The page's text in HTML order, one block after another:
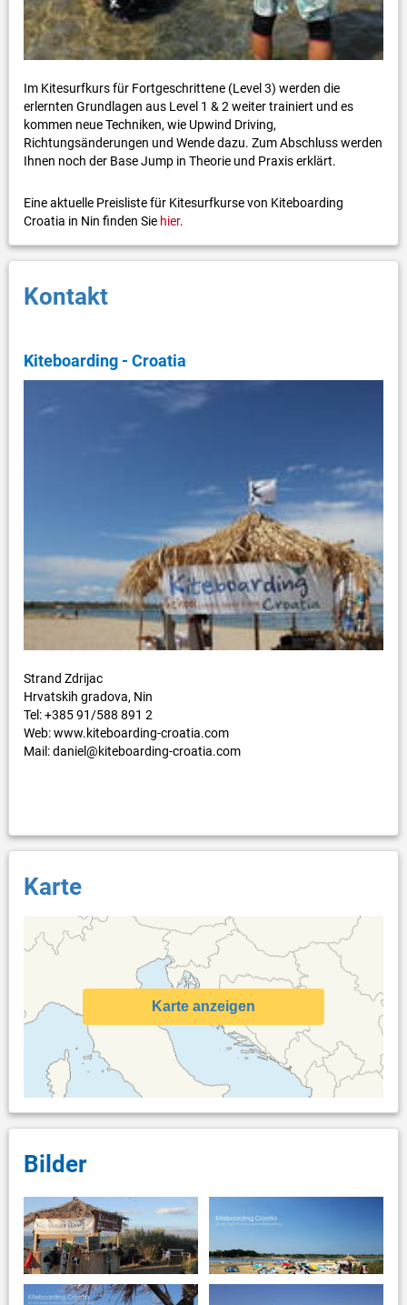
Im Kitesurfkurs für Fortgeschrittene (Level 3) werden die
erlernten Grundlagen aus Level 1 & 2 weiter trainiert und es
kommen neue Techniken, wie Upwind Driving,
Richtungsänderungen und Wende dazu. Zum Abschluss werden
Ihnen noch der Base Jump in Theorie und Praxis erklärt.
Eine aktuelle Preisliste für Kitesurfkurse von Kiteboarding
Croatia in Nin finden Sie hier.
Kontakt
Kiteboarding - Croatia
Strand Zdrijac
Hrvatskih gradova, Nin
Tel: +385 91/588 891 2
Web: www.kiteboarding-croatia.com
Mail: daniel@kiteboarding-croatia.com
Karte
Karte anzeigen
Bilder